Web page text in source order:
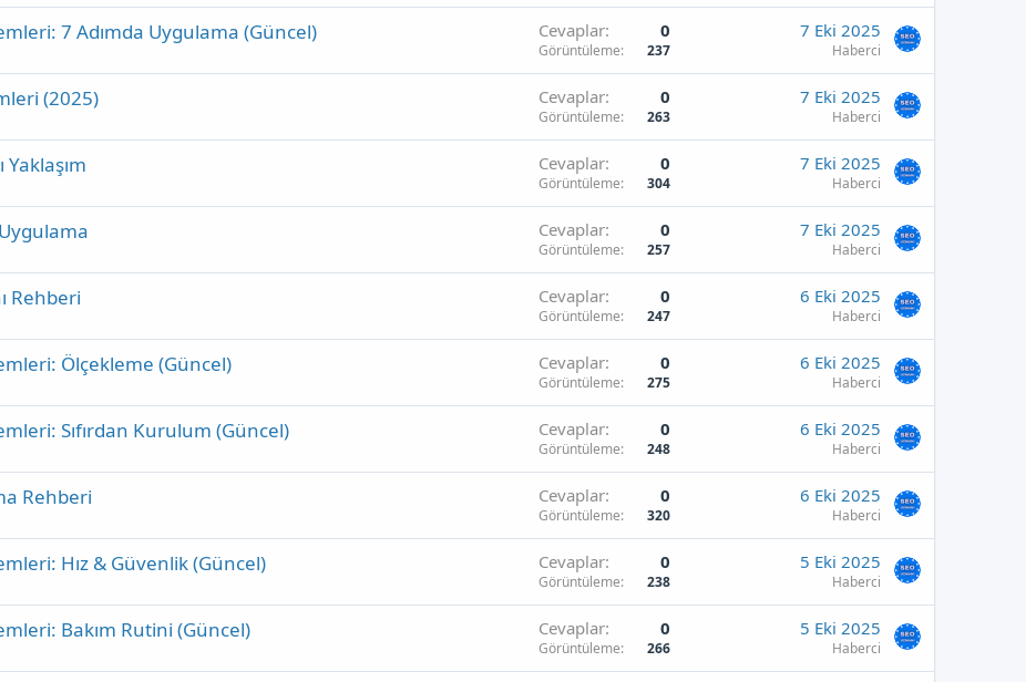
7 Adımda Uygulama (Güncel) Cevaplar 0
Görüntüleme 237
7 Eki 2025
Haberci
(2025) Cevaplar 0
Görüntüleme 263
7 Eki 2025
Haberci
Cevaplar 0
Görüntüleme 304
7 Eki 2025
Haberci
Cevaplar 0
Görüntüleme 257
7 Eki 2025
Haberci
Rehberi Cevaplar 0
Görüntüleme 247
6 Eki 2025
Haberci
Ölçekleme (Güncel) Cevaplar 0
Görüntüleme 275
6 Eki 2025
Haberci
Sıfırdan Kurulum (Güncel) Cevaplar 0
Görüntüleme 248
6 Eki 2025
Haberci
Rehberi Cevaplar 0
Görüntüleme 320
6 Eki 2025
Haberci
Hız & Güvenlik (Güncel) Cevaplar 0
Görüntüleme 238
5 Eki 2025
Haberci
Bakım Rutini (Güncel) Cevaplar 0
Görüntüleme 266
5 Eki 2025
Haberci